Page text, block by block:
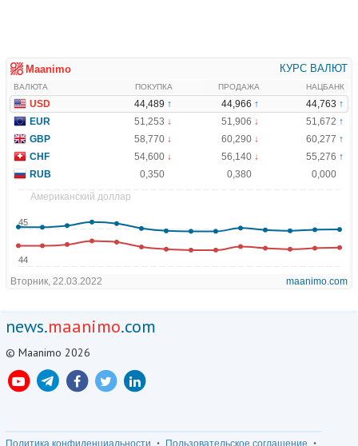
news.maanimo.com
© Maanimo 2026
Политика конфиденциальности Пользовательское соглашение